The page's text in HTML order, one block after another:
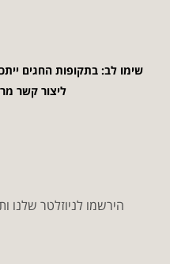
שימו לב: בתקופות החגים
ליצור קשר
הירשמו לניוזלטר שלנו